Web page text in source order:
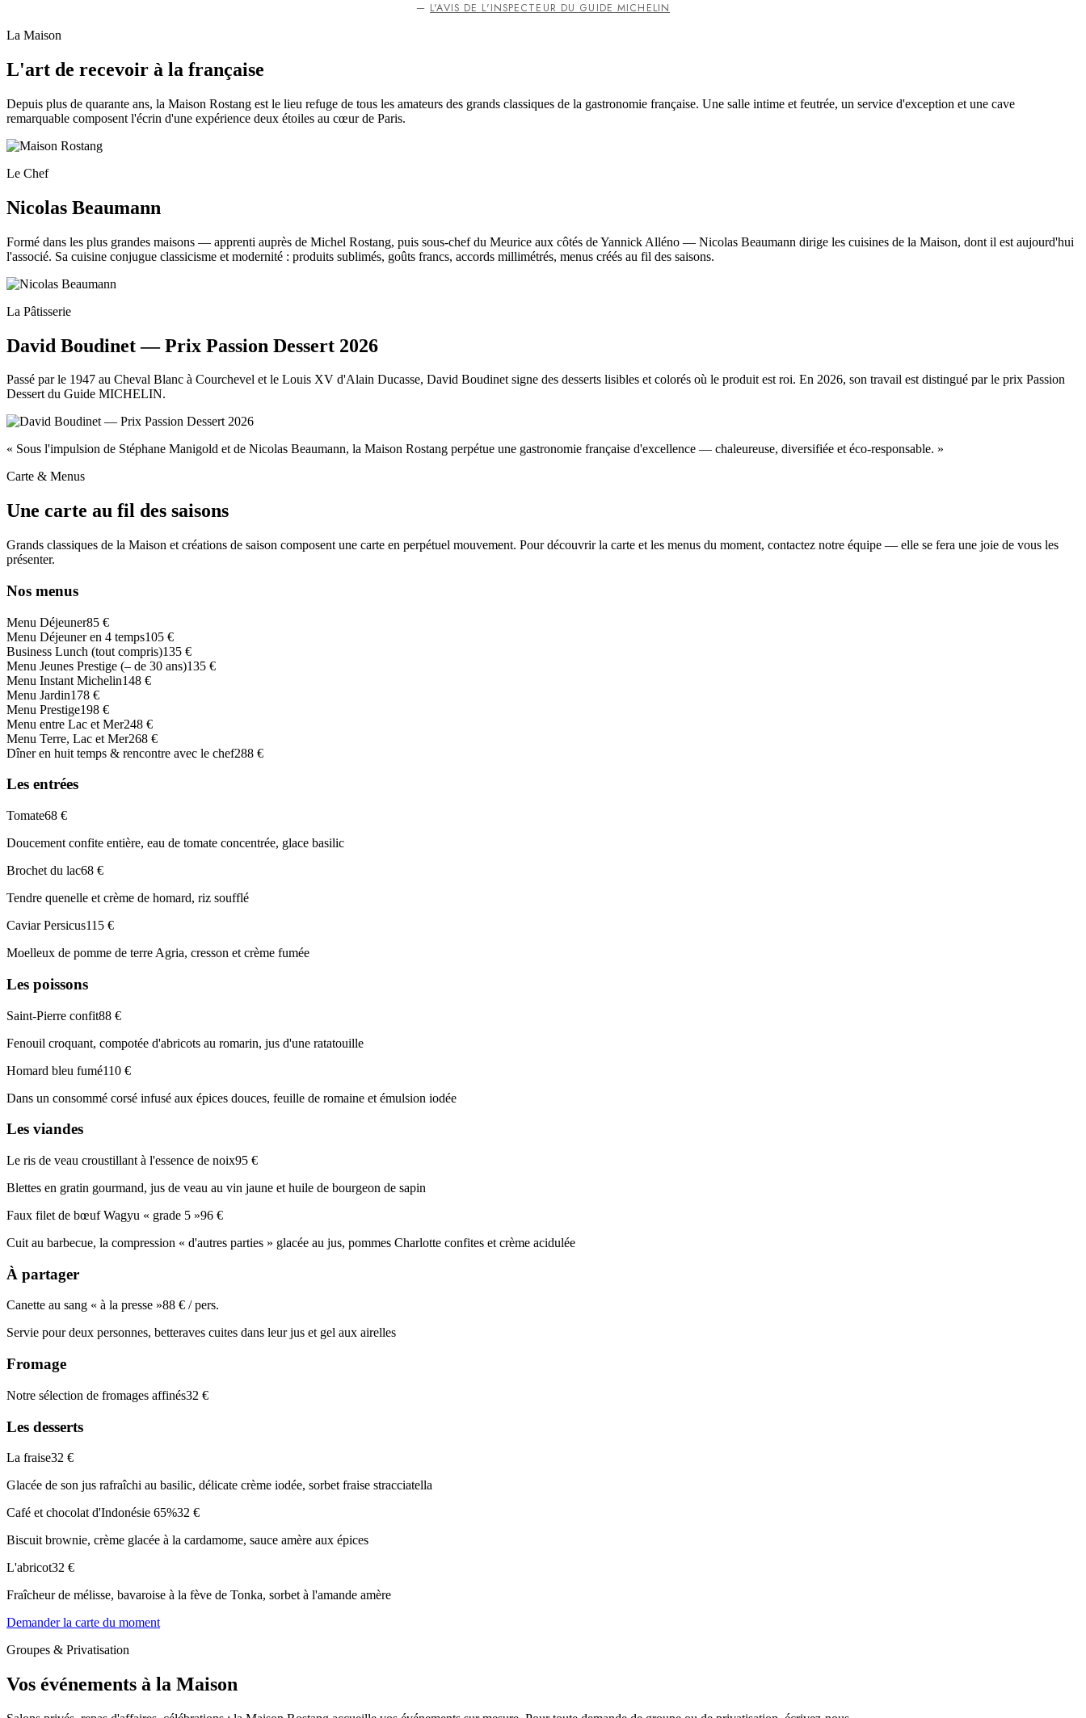
— L'AVIS DE L'INSPECTEUR DU GUIDE MICHELIN
La Maison
L'art de recevoir à la française
Depuis plus de quarante ans, la Maison Rostang est le lieu refuge de tous les amateurs des grands classiques de la gastronomie française. Une salle intime et feutrée, un service d'exception et une cave
remarquable composent l'écrin d'une expérience deux étoiles au cœur de Paris.
Le Chef
Nicolas Beaumann
Formé dans les plus grandes maisons — apprenti auprès de Michel Rostang, puis sous-chef du Meurice aux côtés de Yannick Alléno — Nicolas Beaumann dirige les cuisines de la Maison, dont il est aujourd'hui
l'associé. Sa cuisine conjugue classicisme et modernité : produits sublimés, goûts francs, accords millimétrés, menus créés au fil des saisons.
La Pâtisserie
David Boudinet — Prix Passion Dessert 2026
Passé par le 1947 au Cheval Blanc à Courchevel et le Louis XV d'Alain Ducasse, David Boudinet signe des desserts lisibles et colorés où le produit est roi. En 2026, son travail est distingué par le prix Passion
Dessert du Guide MICHELIN.
« Sous l'impulsion de Stéphane Manigold et de Nicolas Beaumann, la Maison Rostang perpétue une gastronomie française d'excellence — chaleureuse, diversifiée et éco-responsable. »
Carte & Menus
Une carte au fil des saisons
Grands classiques de la Maison et créations de saison composent une carte en perpétuel mouvement. Pour découvrir la carte et les menus du moment, contactez notre équipe — elle se fera une joie de vous les
présenter.
Nos menus
Menu Déjeuner85 €
Menu Déjeuner en 4 temps105 €
Business Lunch (tout compris)135 €
Menu Jeunes Prestige (– de 30 ans)135 €
Menu Instant Michelin148 €
Menu Jardin178 €
Menu Prestige198 €
Menu entre Lac et Mer248 €
Menu Terre, Lac et Mer268 €
Dîner en huit temps & rencontre avec le chef288 €
Les entrées
Tomate68 €
Doucement confite entière, eau de tomate concentrée, glace basilic
Brochet du lac68 €
Tendre quenelle et crème de homard, riz soufflé
Caviar Persicus115 €
Moelleux de pomme de terre Agria, cresson et crème fumée
Les poissons
Saint-Pierre confit88 €
Fenouil croquant, compotée d'abricots au romarin, jus d'une ratatouille
Homard bleu fumé110 €
Dans un consommé corsé infusé aux épices douces, feuille de romaine et émulsion iodée
Les viandes
Le ris de veau croustillant à l'essence de noix95 €
Blettes en gratin gourmand, jus de veau au vin jaune et huile de bourgeon de sapin
Faux filet de bœuf Wagyu « grade 5 »96 €
Cuit au barbecue, la compression « d'autres parties » glacée au jus, pommes Charlotte confites et crème acidulée
À partager
Canette au sang « à la presse »88 € / pers.
Servie pour deux personnes, betteraves cuites dans leur jus et gel aux airelles
Fromage
Notre sélection de fromages affinés32 €
Les desserts
La fraise32 €
Glacée de son jus rafraîchi au basilic, délicate crème iodée, sorbet fraise stracciatella
Café et chocolat d'Indonésie 65%32 €
Biscuit brownie, crème glacée à la cardamome, sauce amère aux épices
L'abricot32 €
Fraîcheur de mélisse, bavaroise à la fève de Tonka, sorbet à l'amande amère
Demander la carte du moment
Groupes & Privatisation
Vos événements à la Maison